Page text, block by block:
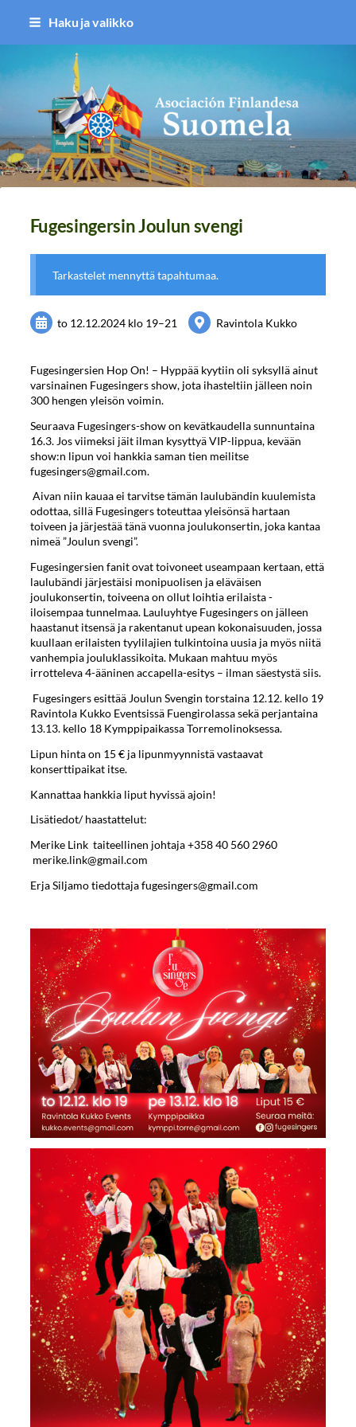
Siirry
sivun
sisältöön
Haku ja valikko
Asociación Finlandesa Suomela
Fugesingersin Joulun svengi
Tarkastelet mennyttä tapahtumaa.
to 12.12.2024 klo 19–21 Ravintola Kukko
Fugesingersien Hop On! – Hyppää kyytiin oli syksyllä ainut
varsinainen Fugesingers show, jota ihasteltiin jälleen noin
300 hengen yleisön voimin.
Seuraava Fugesingers-show on kevätkaudella sunnuntaina
16.3. Jos viimeksi jäit ilman kysyttyä VIP-lippua, kevään
show:n lipun voi hankkia saman tien meilitse
fugesingers@gmail.com.
Aivan niin kauaa ei tarvitse tämän laulubändin kuulemista
odottaa, sillä Fugesingers toteuttaa yleisönsä hartaan
toiveen ja järjestää tänä vuonna joulukonsertin, joka kantaa
nimeä ”Joulun svengi”.
Fugesingersien fanit ovat toivoneet useampaan kertaan, että
laulubändi järjestäisi monipuolisen ja eläväisen
joulukonsertin, toiveena on ollut loihtia erilaista -
iloisempaa tunnelmaa. Lauluyhtye Fugesingers on jälleen
haastanut itsensä ja rakentanut upean kokonaisuuden, jossa
kuullaan erilaisten tyylilajien tulkintoina uusia ja myös niitä
vanhempia jouluklassikoita. Mukaan mahtuu myös
irrotteleva 4-ääninen accapella-esitys – ilman säestystä siis.
Fugesingers esittää Joulun Svengin torstaina 12.12. kello 19
Ravintola Kukko Eventsissä Fuengirolassa sekä perjantaina
13.13. kello 18 Kymppipaikassa Torremolinoksessa.
Lipun hinta on 15 € ja lipunmyynnistä vastaavat
konserttipaikat itse.
Kannattaa hankkia liput hyvissä ajoin!
Lisätiedot/ haastattelut:
Merike Link taiteellinen johtaja +358 40 560 2960
merike.link@gmail.com
Erja Siljamo tiedottaja fugesingers@gmail.com